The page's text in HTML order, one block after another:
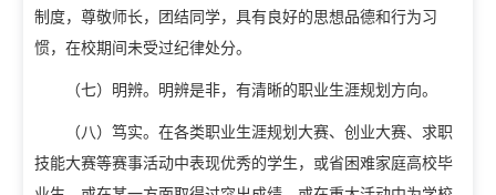
教学动态
教学建设
制度，尊敬师长，团结同学，具有良好的思想品德和行为习
惯，在校期间未受过纪律处分。
（七）明辨。明辨是非，有清晰的职业生涯规划方向。
（八）笃实。在各类职业生涯规划大赛、创业大赛、求职
技能大赛等赛事活动中表现优秀的学生，或省困难家庭高校毕